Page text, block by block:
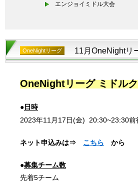
エンジョイミドル大会
OneNightリーグ 11月OneNightリ
OneNightリーグ ミドル
●日時
2023年11月17日(金)
20:30~23:30前
ネット申込みは⇒ こちら から
●募集チーム数
先着5チーム